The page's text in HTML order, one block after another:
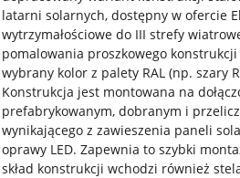
latarni solarnych, dostępny w ofercie
wytrzymałościowe do III strefy
pomalowania proszkowego
wybrany kolor z palety RAL (np. szary
Konstrukcja jest montowana na
prefabrykowanym, dobranym i
wynikającego z zawieszenia paneli
oprawy LED. Zapewnia to szybki
skład konstrukcji wchodzi również